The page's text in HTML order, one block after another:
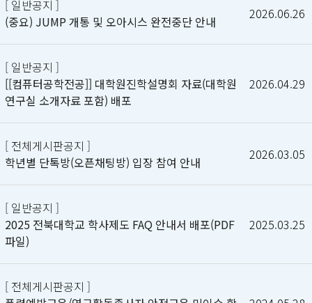
[ 일반공지 ]
(중요) JUMP 개통 및 오아시스 완전중단 안내
2026.06.26
[ 일반공지 ]
[[컴퓨터공학전공]] 대학원진학설명회 자료(대학원
연구실 소개자료 포함) 배포
2026.04.29
[ 전체게시판공지 ]
학년별 단톡방(오픈채팅방) 입장 참여 안내
2026.03.05
[ 일반공지 ]
2025 전북대학교 학사제도 FAQ 안내서 배포(PDF
파일)
2025.03.25
[ 전체게시판공지 ]